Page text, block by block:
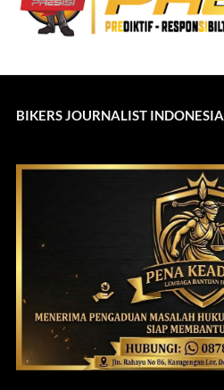
BIKERS JOURNALIST INDONESIA